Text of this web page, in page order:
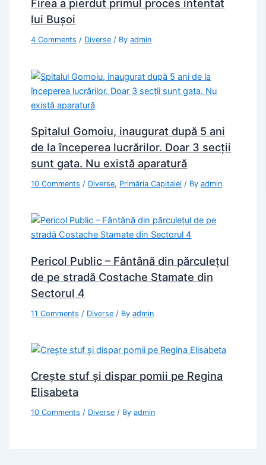
Firea a pierdut primul proces intentat
lui Bușoi
4 Comments / Diverse / Byadmin
Spitalul Gomoiu, inaugurat după 5 ani
de la începerea lucrărilor. Doar 3 secţii
sunt gata. Nu există aparatură
10 Comments / Diverse, Primăria Capitalei / Byadmin
Pericol Public – Fântână din părculețul
de pe stradă Costache Stamate din
Sectorul 4
11 Comments / Diverse / Byadmin
Crește stuf și dispar pomii pe Regina
Elisabeta
10 Comments / Diverse / Byadmin